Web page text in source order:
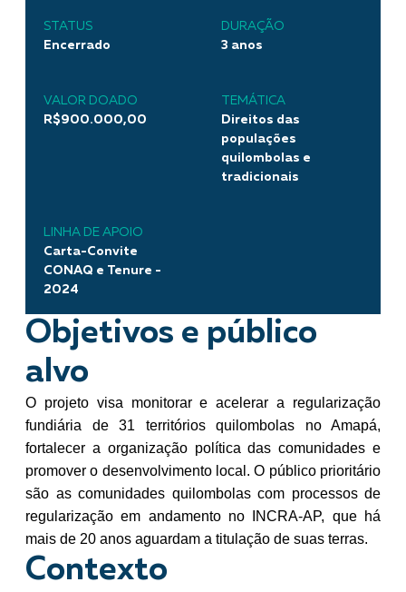
STATUS
Encerrado
DURAÇÃO
3 anos
VALOR DOADO
R$900.000,00
TEMÁTICA
Direitos das
populações
quilombolas e
tradicionais
LINHA DE APOIO
Carta-Convite
CONAQ e Tenure -
2024
Objetivos e público
alvo
O projeto visa monitorar e acelerar a regularização
fundiária de 31 territórios quilombolas no Amapá,
fortalecer a organização política das comunidades e
promover o desenvolvimento local. O público prioritário
são as comunidades quilombolas com processos de
regularização em andamento no INCRA-AP, que há
mais de 20 anos aguardam a titulação de suas terras.
Contexto